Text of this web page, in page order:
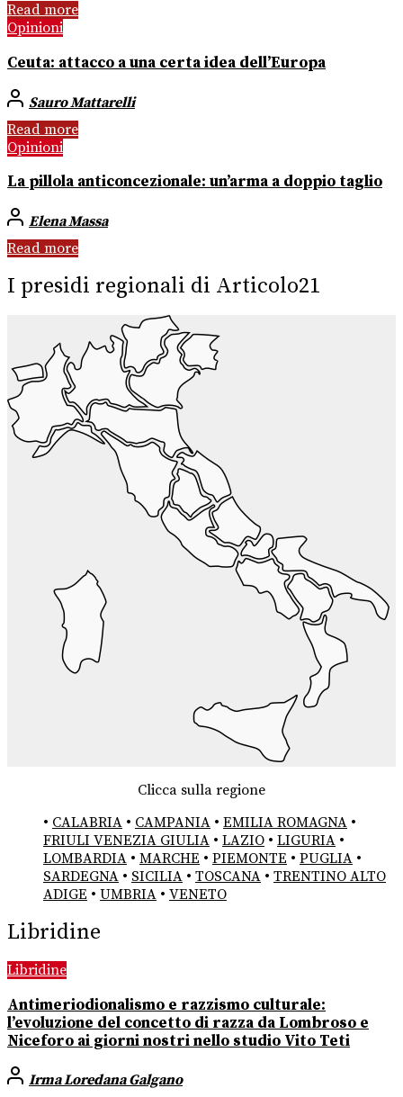
Read more
Opinioni
Ceuta: attacco a una certa idea dell’Europa
Sauro Mattarelli
Read more
Opinioni
La pillola anticoncezionale: un’arma a doppio taglio
Elena Massa
Read more
I presidi regionali di Articolo21
Clicca sulla regione
• CALABRIA • CAMPANIA • EMILIA ROMAGNA •
FRIULI VENEZIA GIULIA • LAZIO • LIGURIA •
LOMBARDIA • MARCHE • PIEMONTE • PUGLIA •
SARDEGNA • SICILIA • TOSCANA • TRENTINO ALTO
ADIGE • UMBRIA • VENETO
Libridine
Libridine
Antimeriodionalismo e razzismo culturale:
l’evoluzione del concetto di razza da Lombroso e
Niceforo ai giorni nostri nello studio Vito Teti
Irma Loredana Galgano